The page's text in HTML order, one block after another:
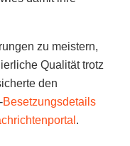
zu meistern,
Qualität trotz
den
Besetzungsdetails
.